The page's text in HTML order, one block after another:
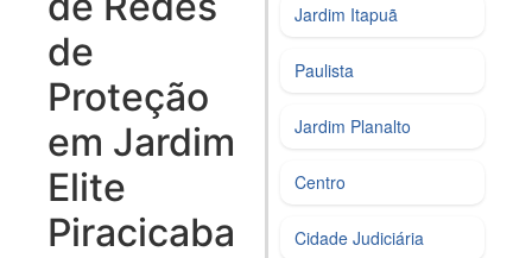
de
Proteção
em Jardim
Elite
Piracicaba
Jardim Itapuã
Paulista
Jardim Planalto
Centro
Cidade Judiciária